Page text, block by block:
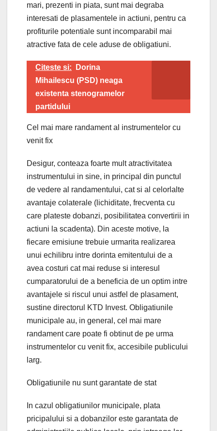
mari, prezenti in piata, sunt mai degraba
interesati de plasamentele in actiuni, pentru ca
profiturile potentiale sunt incomparabil mai
atractive fata de cele aduse de obligatiuni.
Citeste si:
Dorina
Mihailescu (PSD) neaga
existenta stenogramelor
partidului
Cel mai mare randament al instrumentelor cu
venit fix
Desigur, conteaza foarte mult atractivitatea
instrumentului in sine, in principal din punctul
de vedere al randamentului, cat si al celorlalte
avantaje colaterale (lichiditate, frecventa cu
care plateste dobanzi, posibilitatea convertirii in
actiuni la scadenta). Din aceste motive, la
fiecare emisiune trebuie urmarita realizarea
unui echilibru intre dorinta emitentului de a
avea costuri cat mai reduse si interesul
cumparatorului de a beneficia de un optim intre
avantajele si riscul unui astfel de plasament,
sustine directorul KTD Invest. Obligatiunile
municipale au, in general, cel mai mare
randament care poate fi obtinut de pe urma
instrumentelor cu venit fix, accesibile publicului
larg.
Obligatiunile nu sunt garantate de stat
In cazul obligatiunilor municipale, plata
pricipalului si a dobanzilor este garantata de